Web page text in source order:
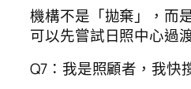
機構不是「拋棄」，而
可以先嘗試日照中心過
Q7：我是照顧者，我快